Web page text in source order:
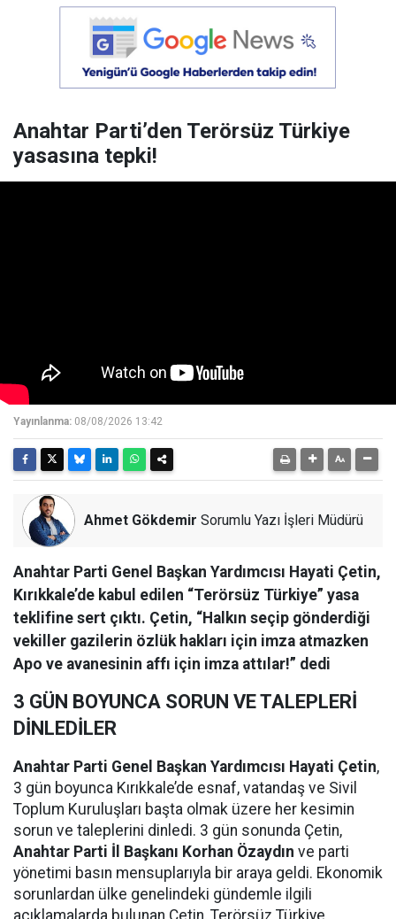
Anahtar Parti’den Terörsüz Türkiye
yasasına tepki!
Yayınlanma: 08/08/2026 13:42
Ahmet Gökdemir Sorumlu Yazı İşleri Müdürü
Anahtar Parti Genel Başkan Yardımcısı Hayati Çetin,
Kırıkkale’de kabul edilen “Terörsüz Türkiye” yasa
teklifine sert çıktı. Çetin, “Halkın seçip gönderdiği
vekiller gazilerin özlük hakları için imza atmazken
Apo ve avanesinin affı için imza attılar!” dedi
3 GÜN BOYUNCA SORUN VE TALEPLERİ
DİNLEDİLER
Anahtar Parti Genel Başkan Yardımcısı Hayati Çetin,
3 gün boyunca Kırıkkale’de esnaf, vatandaş ve Sivil
Toplum Kuruluşları başta olmak üzere her kesimin
sorun ve taleplerini dinledi. 3 gün sonunda Çetin,
Anahtar Parti İl Başkanı Korhan Özaydın ve parti
yönetimi basın mensuplarıyla bir araya geldi. Ekonomik
sorunlardan ülke genelindeki gündemle ilgili